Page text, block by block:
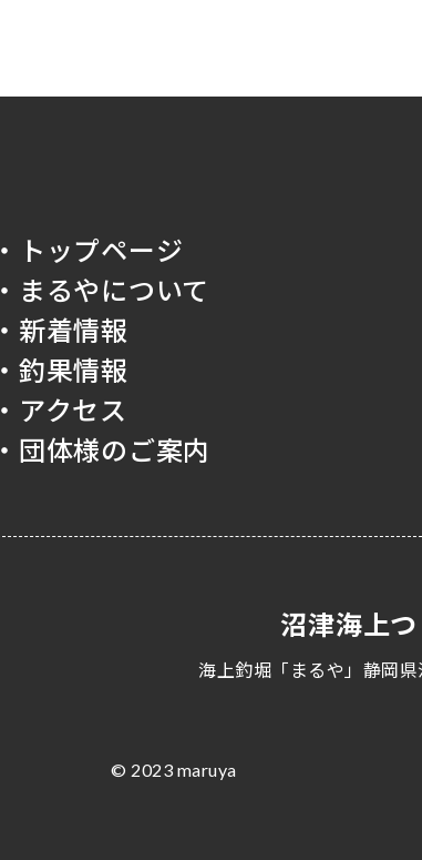
・トップページ
・まるやについて
・新着情報
・釣果情報
・アクセス
・団体様のご案内
沼津海上
海上釣堀「まるや」静岡
© 2023 maruya